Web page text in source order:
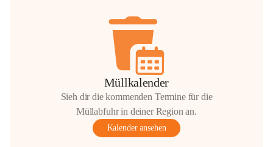
Müllkalender
Sieh dir die kommenden Termine für die
Müllabfuhr in deiner Region an.
Kalender ansehen